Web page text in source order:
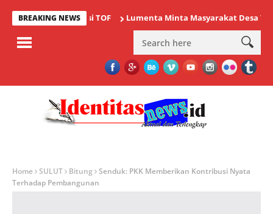
BREAKING NEWS
Ajang Bergengsi TOF Lumenta Minta Masyarakat Desa Tolok
Home SULUT Bitung Senduk: PKK Memberikan Kontribusi Nyata
Terhadap Pembangunan